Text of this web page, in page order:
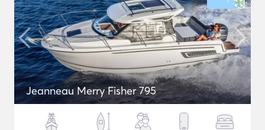
Jeanneau Merry Fisher 795